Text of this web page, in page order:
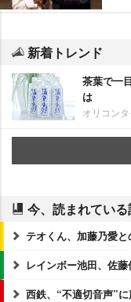
新着トレンド
茶葉で一
は
オリコン
今、読まれてい
テオくん、加藤乃愛
レインボー池田、佐
西鉄、“不適切音声”